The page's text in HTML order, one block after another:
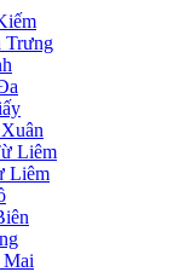
Trưng
Liêm
Liêm
Mai